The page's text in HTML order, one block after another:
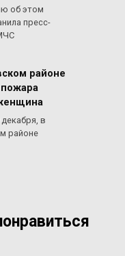
об этом
пресс-
районе
в
районе